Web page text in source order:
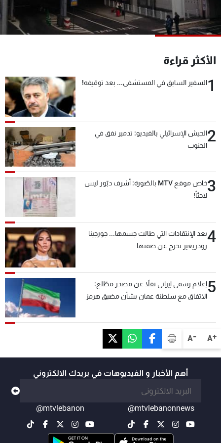
A+
A-
الأكثر قراءة
1السفير السابق في المستشفى... بعد توقيفه!
2الجيش الإسرائيلي بالفيديو: تدمير نفق في
الجنوب
3
خاص موقع MTV بالصّورة: أشرف دبّور ليس
لاجئاً!
4بعد الإنتقادات التي طالت جسمها... جورجينا
رودريغيز تخرج عن صمتها
5إعلام رسمي إيراني نقلاً عن مصدر مطّلع:
الاتفاق مع سلطنة عمان بشأن مضيق هرمز
أهم الأخبار و الفيديوهات في بريدك الالكتروني
@mtvlebanonnews
@mtvlebanon
شاهد البرامج
الترددات
عن MTV
الإنـتـاج
شروط الإسـتخدام
سياسة الخصوصية